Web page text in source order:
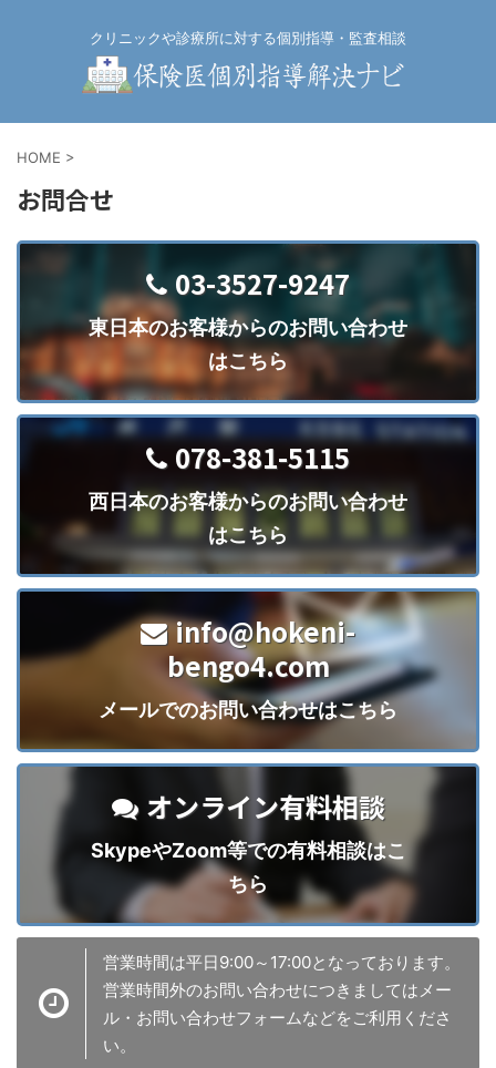
クリニックや診療所に対する個別指導・監査相談
HOME >
お問合せ
03-3527-9247
東日本のお客様からのお問い合わせ
はこちら
078-381-5115
西日本のお客様からのお問い合わせ
はこちら
info@hokeni-
bengo4.com
メールでのお問い合わせはこちら
オンライン有料相談
SkypeやZoom等での有料相談はこ
ちら
営業時間は平日9:00～17:00となっております。
営業時間外のお問い合わせにつきましてはメー
ル・お問い合わせフォームなどをご利用くださ
い。